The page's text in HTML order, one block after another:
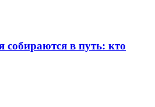
в путь: кто